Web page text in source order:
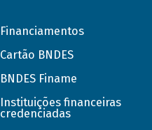
Financiamentos
Cartão BNDES
BNDES Finame
Instituições financeiras
credenciadas